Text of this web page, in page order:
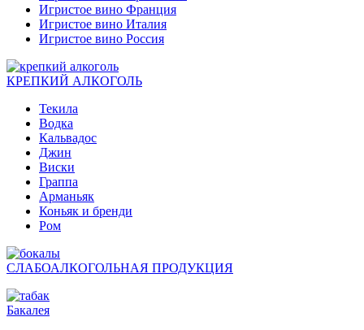
Игристое вино Франция
Игристое вино Италия
Игристое вино Россия
КРЕПКИЙ АЛКОГОЛЬ
Текила
Водка
Кальвадос
Джин
Виски
Граппа
Арманьяк
Коньяк и бренди
Ром
СЛАБОАЛКОГОЛЬНАЯ ПРОДУКЦИЯ
Бакалея